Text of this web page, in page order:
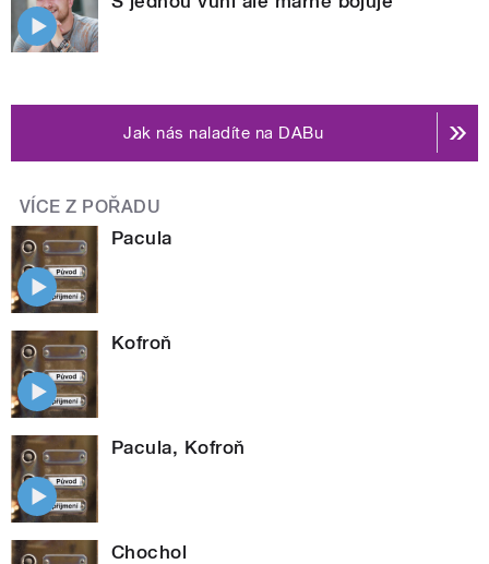
Jak nás naladíte na DABu
VÍCE Z POŘADU
Pacula
Kofroň
Pacula, Kofroň
Chochol